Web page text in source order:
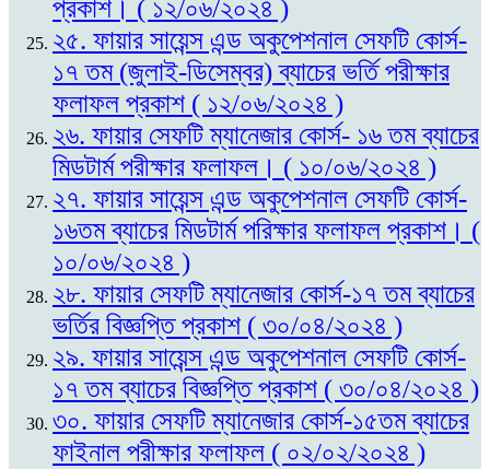
প্রকাশ। ( ১২/০৬/২০২৪ )
২৫. ফায়ার সায়েন্স এন্ড অকুপেশনাল সেফটি কোর্স-
১৭ তম (জুলাই-ডিসেম্বর) ব্যাচের ভর্তি পরীক্ষার
ফলাফল প্রকাশ ( ১২/০৬/২০২৪ )
২৬. ফায়ার সেফটি ম্যানেজার কোর্স- ১৬ তম ব্যাচের
মিডটার্ম পরীক্ষার ফলাফল। ( ১০/০৬/২০২৪ )
২৭. ফায়ার সায়েন্স এন্ড অকুপেশনাল সেফটি কোর্স-
১৬তম ব্যাচের মিডটার্ম পরিক্ষার ফলাফল প্রকাশ। (
১০/০৬/২০২৪ )
২৮. ফায়ার সেফটি ম্যানেজার কোর্স-১৭ তম ব্যাচের
ভর্তির বিজ্ঞপ্তি প্রকাশ ( ৩০/০৪/২০২৪ )
২৯. ফায়ার সায়েন্স এন্ড অকুপেশনাল সেফটি কোর্স-
১৭ তম ব্যাচের বিজ্ঞপ্তি প্রকাশ ( ৩০/০৪/২০২৪ )
৩০. ফায়ার সেফটি ম্যানেজার কোর্স-১৫তম ব্যাচের
ফাইনাল পরীক্ষার ফলাফল ( ০২/০২/২০২৪ )